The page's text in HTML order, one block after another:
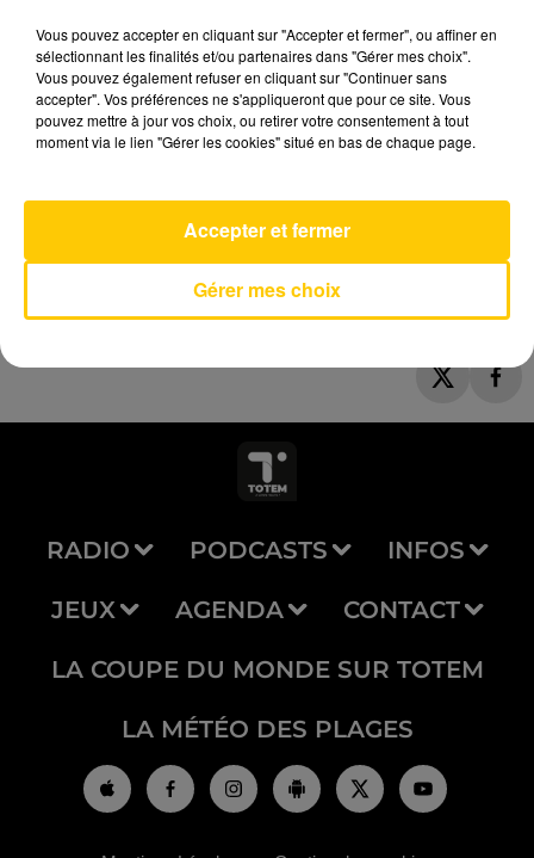
LILY ALLEN
AVEYRON NORD
RADIO PODCASTS INFOS
JEUX AGENDA CONTACT
LA COUPE DU MONDE SUR TOTEM
LA MÉTÉO DES PLAGES
Vous pouvez accepter en cliquant sur "Accepter et fermer", ou affiner en
sélectionnant les finalités et/ou partenaires dans "Gérer mes choix".
Vous pouvez également refuser en cliquant sur "Continuer sans
accepter". Vos préférences ne s'appliqueront que pour ce site. Vous
pouvez mettre à jour vos choix, ou retirer votre consentement à tout
moment via le lien "Gérer les cookies" situé en bas de chaque page.
Gérer mes choix
Accepter et fermer